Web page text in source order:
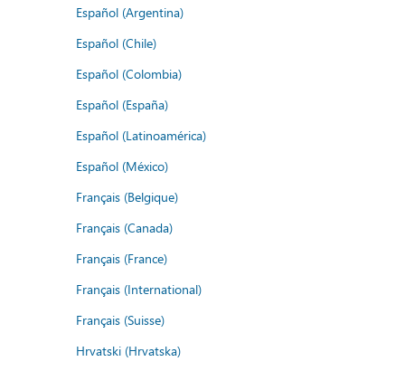
Español (Argentina)
Español (Chile)
Español (Colombia)
Español (España)
Español (Latinoamérica)
Español (México)
Français (Belgique)
Français (Canada)
Français (France)
Français (International)
Français (Suisse)
Hrvatski (Hrvatska)